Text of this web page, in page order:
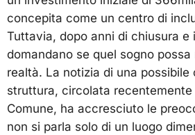
concepita come un centro di
Tuttavia, dopo anni di chiusura e
domandano se quel sogno
realtà. La notizia di una possibile
struttura, circolata
Comune, ha accresciuto le
non si parla solo di un luogo